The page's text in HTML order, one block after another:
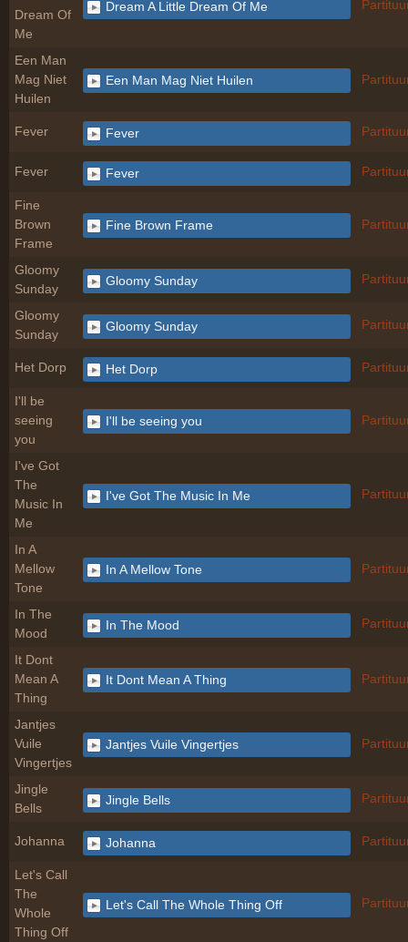
Dream Of
Me
Dream A Little Dream Of Me
Een Man
Mag Niet
Huilen
Een Man Mag Niet Huilen
Fever Fever
Fever Fever
Fine
Brown
Frame
Fine Brown Frame
Gloomy
Sunday
Gloomy Sunday
Gloomy
Sunday
Gloomy Sunday
Het Dorp Het Dorp
I'll be
seeing
you
I'll be seeing you
I've Got
The
Music In
Me
I've Got The Music In Me
In A
Mellow
Tone
In A Mellow Tone
In The
Mood
In The Mood
It Dont
Mean A
Thing
It Dont Mean A Thing
Jantjes
Vuile
Vingertjes
Jantjes Vuile Vingertjes
Jingle
Bells
Jingle Bells
Johanna Johanna
Let's Call
The
Whole
Thing Off
Let's Call The Whole Thing Off